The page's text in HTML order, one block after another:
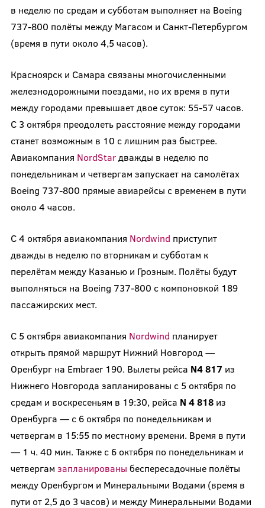
в неделю по средам и субботам выполняет на Boeing
737-800 полёты между Магасом и Санкт-Петербургом
(время в пути около 4,5 часов).
Красноярск и Самара связаны многочисленными
железнодорожными поездами, но их время в пути
между городами превышает двое суток: 55-57 часов.
С 3 октября преодолеть расстояние между городами
станет возможным в 10 с лишним раз быстрее.
Авиакомпания NordStarдважды в неделю по
понедельникам и четвергам запускает на самолётах
Boeing 737-800 прямые авиарейсы с временем в пути
около 4 часов.
С 4 октября авиакомпания Nordwind приступит
дважды в неделю по вторникам и субботам к
перелётам между Казанью и Грозным. Полёты будут
выполняться на Boeing 737-800 с компоновкой 189
пассажирских мест.
С 5 октября авиакомпания Nordwind планирует
открыть прямой маршрут Нижний Новгород —
Оренбург на Embraer 190. Вылеты рейса N4 817 из
Нижнего Новгорода запланированы с 5 октября по
средам и воскресеньям в 19:30, рейса N 4 818из
Оренбурга — с 6 октября по понедельникам и
четвергам в 15:55 по местному времени. Время в пути
— 1 ч. 40 мин. Также с 6 октября по понедельникам и
четвергам запланированы беспересадочные полёты
между Оренбургом и Минеральными Водами (время в
пути от 2,5 до 3 часов) и между Минеральными Водами